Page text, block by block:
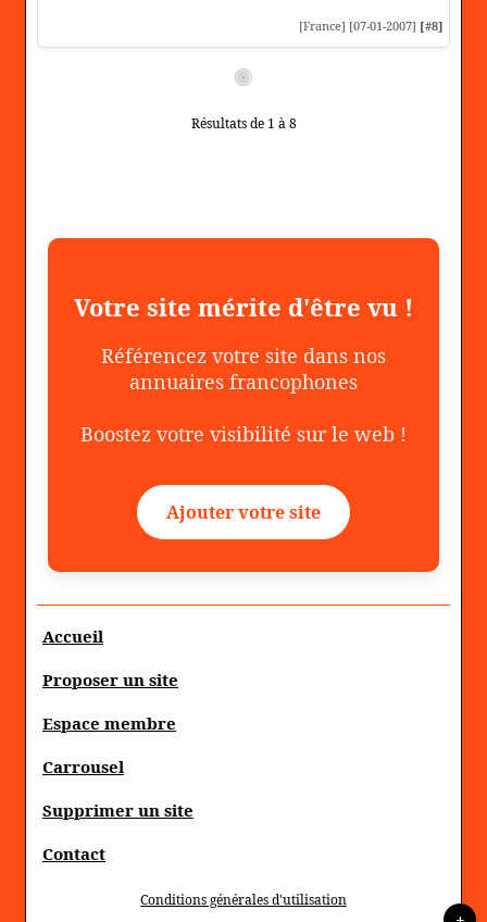
[France] [07-01-2007] [#8]
Résultats de 1 à 8
Votre site mérite d'être vu !
Référencez votre site dans nos
annuaires francophones
Boostez votre visibilité sur le web !
Ajouter votre site
Accueil
Proposer un site
Espace membre
Carrousel
Supprimer un site
Contact
Conditions générales d'utilisation